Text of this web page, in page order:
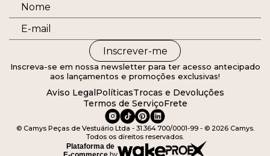
Inscrever-me
Inscreva-se em nossa newsletter para ter acesso antecipado
aos lançamentos e promoções exclusivas!
Aviso LegalPolíticasTrocas e Devoluções
Termos de ServiçoFrete
© Camys Peças de Vestuário Ltda - 31.364.700/0001-99 - © 2026 Camys.
Todos os direitos reservados.
Plataforma de